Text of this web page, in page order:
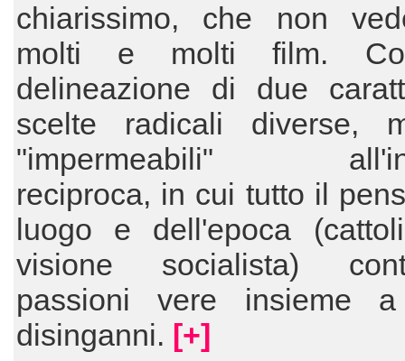
chiarissimo, che non
molti e molti film.
delineazione di due
scelte radicali diverse,
"impermeabili"
reciproca, in cui tutto il
luogo e dell'epoca
visione socialista)
passioni vere insieme
disinganni. [+]